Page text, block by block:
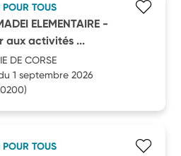
TOUS
ELEMENTAIRE -
aux activités ...
DE CORSE
1 septembre 2026
TOUS